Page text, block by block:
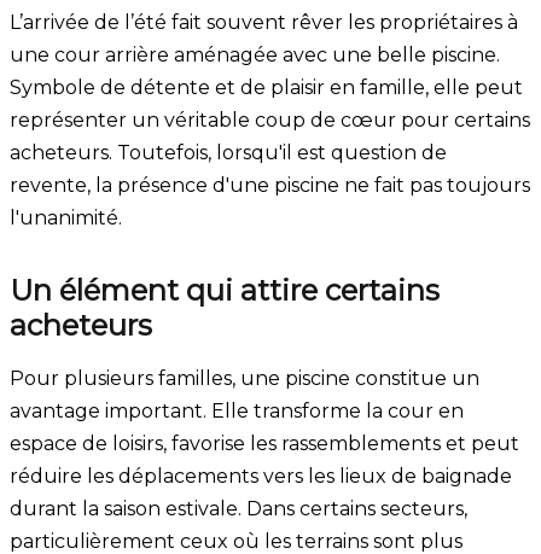
L’arrivée de l’été fait souvent rêver les propriétaires à
une cour arrière aménagée avec une belle piscine.
Symbole de détente et de plaisir en famille, elle peut
représenter un véritable coup de cœur pour certains
acheteurs. Toutefois, lorsqu'il est question de
revente, la présence d'une piscine ne fait pas toujours
l'unanimité.
Un élément qui attire certains
acheteurs
Pour plusieurs familles, une piscine constitue un
avantage important. Elle transforme la cour en
espace de loisirs, favorise les rassemblements et peut
réduire les déplacements vers les lieux de baignade
durant la saison estivale. Dans certains secteurs,
particulièrement ceux où les terrains sont plus